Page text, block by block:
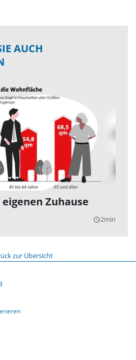
AUCH
Zuhause
query_builder2min
zur Übersicht